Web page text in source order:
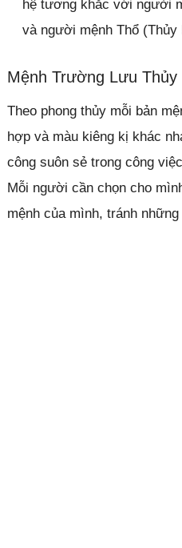
hệ tương khắc với người
và người mệnh Thổ (Thủy
Mệnh Trường Lưu
Theo phong thủy mỗi bản
hợp và màu kiêng kị khác
công suôn sẻ trong công
Mỗi người cần chọn cho
mệnh của mình, tránh